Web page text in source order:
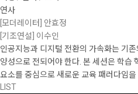
연사
[모더레이터] 안효정
[기조연설] 이수인
인공지능과 디지털 전환의 가속화는 기
양성으로 전되어야 한다. 본 세션은 학습
요소를 중심으로 새로운 교육 패러다임
LIST